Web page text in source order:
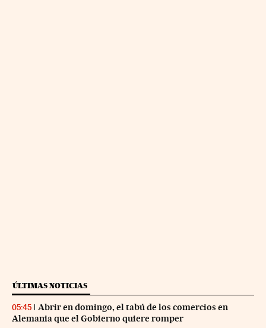
ÚLTIMAS NOTICIAS
05:45
Abrir en domingo, el tabú de los comercios en
Alemania que el Gobierno quiere romper